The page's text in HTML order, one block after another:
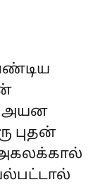
அயன
புதன்